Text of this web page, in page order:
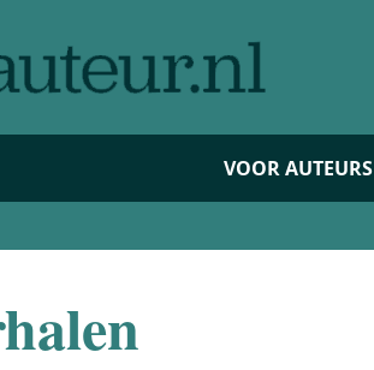
VOOR AUTEURS